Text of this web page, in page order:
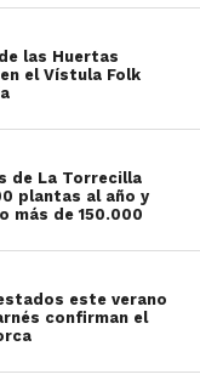
las Huertas
el Vístula Folk
de La Torrecilla
plantas al año y
más de 150.000
este verano
confirman el